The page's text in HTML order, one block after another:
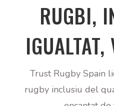
RUGBI,
Trust Rugby Spain
rugby inclusiu del